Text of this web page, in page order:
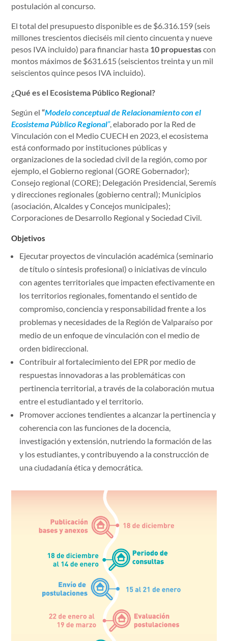
postulación al concurso.
El total del presupuesto disponible es de $6.316.159 (seis
millones trescientos dieciséis mil ciento cincuenta y nueve
pesos IVA incluido) para financiar hasta 10 propuestascon
montos máximos de $631.615 (seiscientos treinta y un mil
seiscientos quince pesos IVA incluido).
¿Qué es el Ecosistema Público Regional?
Según el“Modelo conceptual de Relacionamiento con el
Ecosistema Público Regional”, elaborado por la Red de
Vinculación con el Medio CUECH en 2023, el ecosistema
está conformado por instituciones públicas y
organizaciones de la sociedad civil de la región, como por
ejemplo, el Gobierno regional (GORE Gobernador);
Consejo regional (CORE); Delegación Presidencial, Seremís
y direcciones regionales (gobierno central); Municipios
(asociación, Alcaldes y Concejos municipales);
Corporaciones de Desarrollo Regional y Sociedad Civil.
Objetivos
Ejecutar proyectos de vinculación académica (seminario
de título o síntesis profesional) o iniciativas de vínculo
con agentes territoriales que impacten efectivamente en
los territorios regionales, fomentando el sentido de
compromiso, conciencia y responsabilidad frente a los
problemas y necesidades de la Región de Valparaíso por
medio de un enfoque de vinculación con el medio de
orden bidireccional.
Contribuir al fortalecimiento del EPR por medio de
respuestas innovadoras a las problemáticas con
pertinencia territorial, a través de la colaboración mutua
entre el estudiantado y el territorio.
Promover acciones tendientes a alcanzar la pertinencia y
coherencia con las funciones de la docencia,
investigación y extensión, nutriendo la formación de las
y los estudiantes, y contribuyendo a la construcción de
una ciudadanía ética y democrática.